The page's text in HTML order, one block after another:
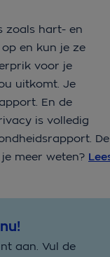
zoals hart- en
en kun je ze
voor je
uitkomt. Je
En de
is volledig
De
meer weten?
aan. Vul de